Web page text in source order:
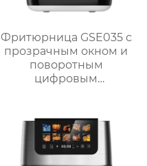
Фритюрница GSE035 с
прозрачным окном и
поворотным
цифровым